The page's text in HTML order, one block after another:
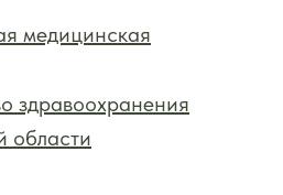
медицинская
здравоохранения
области